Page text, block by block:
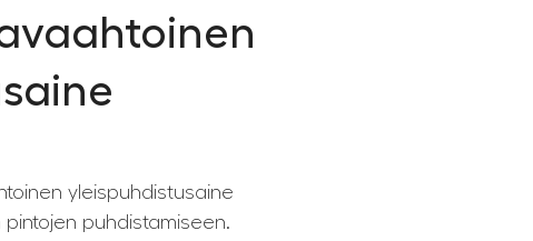
yleispuhdistusaine
pintojen puhdistamiseen.